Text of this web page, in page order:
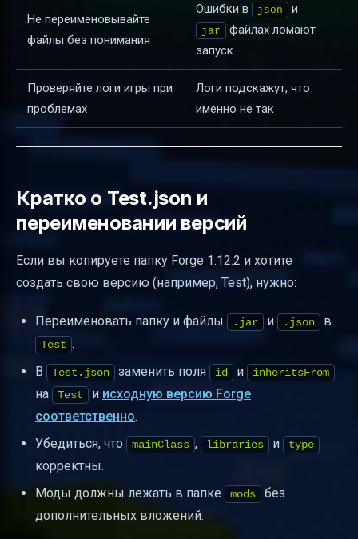
Не переименовывайте
файлы без понимания
Ошибки в json и
jar
файлах ломают
запуск
Проверяйте логи игры при
проблемах
Логи подскажут, что
именно не так
Кратко о Test.json и
переименовании версий
Если вы копируете папку Forge 1.12.2 и хотите
создать свою версию (например, Test), нужно:
Переименовать папку и файлы .jar и .json в
Test .
В
Test.json заменить поля id и inheritsFrom
на Test и исходную версию Forge
соответственно.
Убедиться, что
mainClass , libraries и type
корректны.
Моды должны лежать в папке
mods
без
дополнительных вложений.